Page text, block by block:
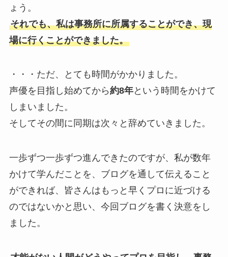
ょう。
それでも、私は事務所に所属することができ、現
場に行くことができました。
・・・ただ、とても時間がかかりました。
声優を目指し始めてから約8年という時間をかけて
しまいました。
そしてその間に同期は次々と辞めていきました。
一歩ずつ一歩ずつ進んできたのですが、私が数年
かけて学んだことを、ブログを通して伝えること
ができれば、皆さんはもっと早くプロに近づける
のではないかと思い、今回ブログを書く決意をし
ました。